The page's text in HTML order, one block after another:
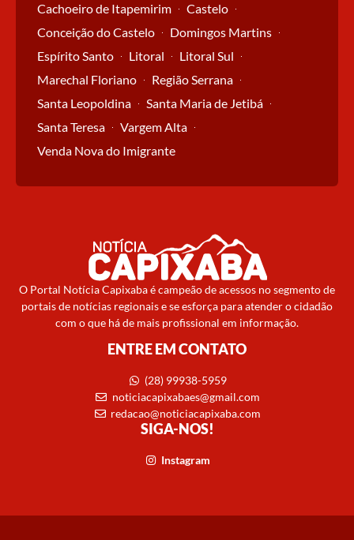
Cachoeiro de Itapemirim
Castelo
Conceição do Castelo
Domingos Martins
Espírito Santo
Litoral
Litoral Sul
Marechal Floriano
Região Serrana
Santa Leopoldina
Santa Maria de Jetibá
Santa Teresa
Vargem Alta
Venda Nova do Imigrante
O Portal Notícia Capixaba é campeão de acessos no segmento de
portais de notícias regionais e se esforça para atender o cidadão
com o que há de mais profissional em informação.
ENTRE EM CONTATO
(28) 99938-5959
noticiacapixabaes@gmail.com
redacao@noticiacapixaba.com
SIGA-NOS!
Instagram